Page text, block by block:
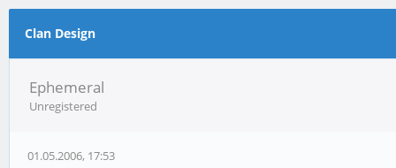
Clan Design
Ephemeral
Unregistered
01.05.2006, 17:53